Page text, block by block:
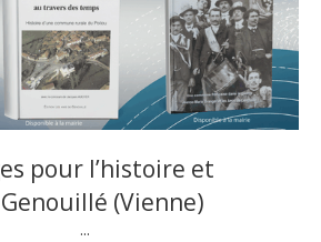
pour l’histoire et
(Vienne)